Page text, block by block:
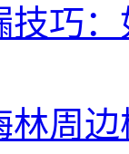
技巧
林周